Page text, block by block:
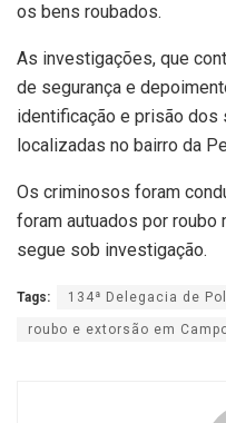
os bens roubados.
As investigações, que
de segurança e
identificação e prisão
localizadas no bairro da
Os criminosos foram
foram autuados por roubo
segue sob investigação.
Tags: 134ª Delegacia de
roubo e extorsão em